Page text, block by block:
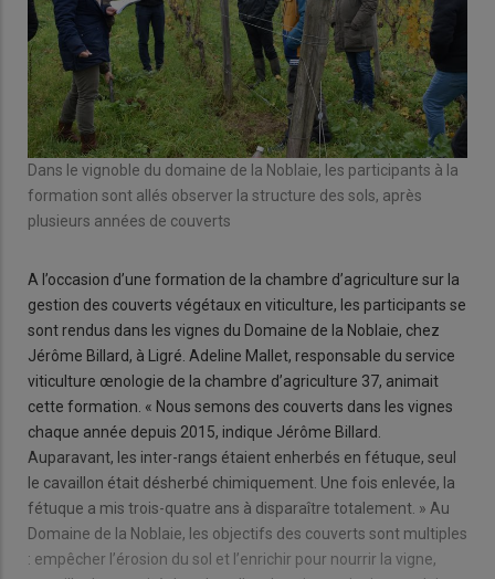
Dans le vignoble du domaine de la Noblaie, les participants à la
formation sont allés observer la structure des sols, après
plusieurs années de couverts
A l’occasion d’une formation de la chambre d’agriculture sur la
gestion des couverts végétaux en viticulture, les participants se
sont rendus dans les vignes du Domaine de la Noblaie, chez
Jérôme Billard, à Ligré. Adeline Mallet, responsable du service
viticulture œnologie de la chambre d’agriculture 37, animait
cette formation. « Nous semons des couverts dans les vignes
chaque année depuis 2015, indique Jérôme Billard.
Auparavant, les inter-rangs étaient enherbés en fétuque, seul
le cavaillon était désherbé chimiquement. Une fois enlevée, la
fétuque a mis trois-quatre ans à disparaître totalement. » Au
Domaine de la Noblaie, les objectifs des couverts sont multiples
: empêcher l’érosion du sol et l’enrichir pour nourrir la vigne,